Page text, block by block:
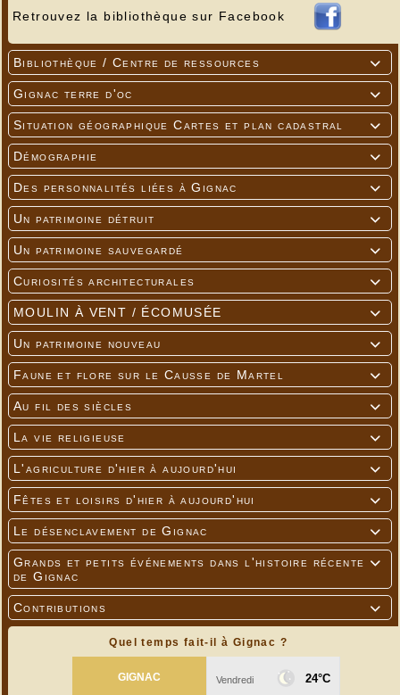
Retrouvez la bibliothèque sur Facebook

Bibliothèque / Centre de ressources

Gignac terre d'oc

Situation géographique Cartes et plan cadastral

Démographie

Des personnalités liées à Gignac

Un patrimoine détruit

Un patrimoine sauvegardé

Curiosités architecturales

MOULIN À VENT / ÉCOMUSÉE

Un patrimoine nouveau

Faune et flore sur le Causse de Martel

Au fil des siècles

La vie religieuse

L'agriculture d'hier à aujourd'hui

Fêtes et loisirs d'hier à aujourd'hui

Le désenclavement de Gignac

Grands et petits événements dans l'histoire récente
de Gignac

Contributions
Quel temps fait-il à Gignac ?